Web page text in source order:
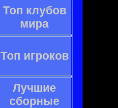
Топ клубов
мира
Топ игроков
Лучшие
сборные